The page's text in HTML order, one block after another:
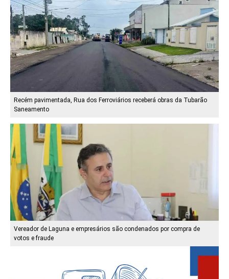
Recém pavimentada, Rua dos Ferroviários receberá obras da Tubarão
Saneamento
Vereador de Laguna e empresários são condenados por compra de
votos e fraude